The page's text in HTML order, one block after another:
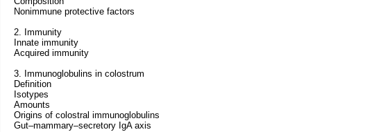
Nonimmune protective factors
2. Immunity
Innate immunity
Acquired immunity
3. Immunoglobulins in colostrum
Definition
Isotypes
Amounts
Origins of colostral immunoglobulins
Gut–mammary–secretory IgA axis